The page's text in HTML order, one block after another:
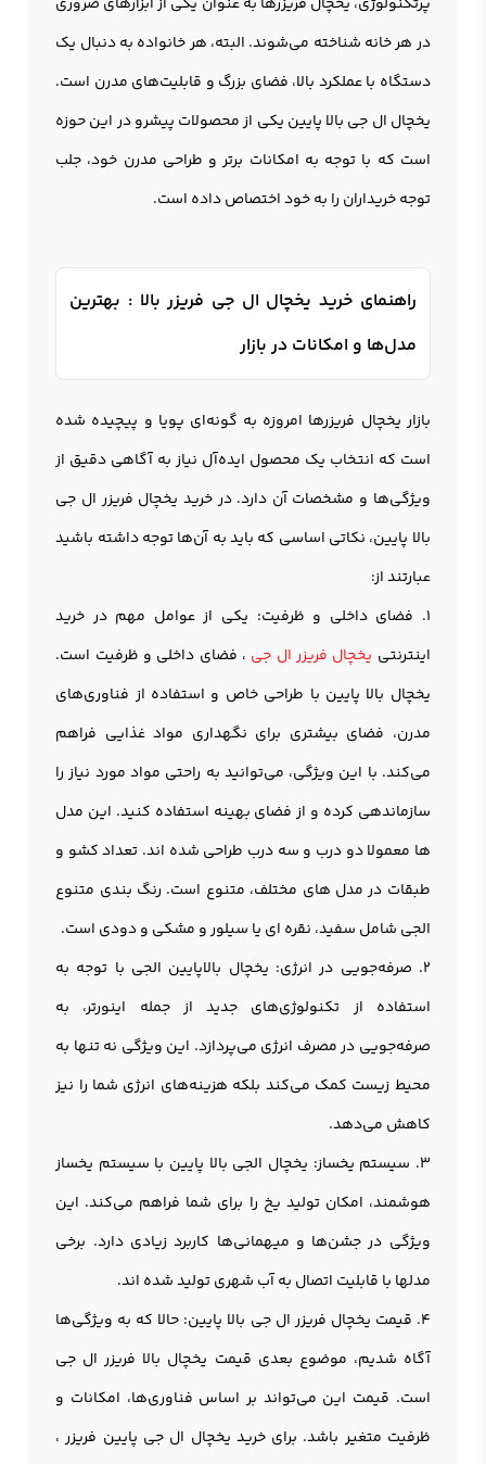
در هر خانه شناخته می‌شوند. البته، هر خانواده به دنبال یک
دستگاه با عملکرد بالا، فضای بزرگ و قابلیت‌های مدرن است.
یخچال ال جی بالا پایین یکی از محصولات پیشرو در این حوزه
است که با توجه به امکانات برتر و طراحی مدرن خود، جلب
توجه خریداران را به خود اختصاص داده است.
راهنمای خرید یخچال ال جی فریزر بالا : بهترین
مدل‌ها و امکانات در بازار
بازار یخچال فریزرها امروزه به گونه‌ای پویا و پیچیده شده
است که انتخاب یک محصول ایده‌آل نیاز به آگاهی دقیق از
ویژگی‌ها و مشخصات آن دارد. در خرید یخچال فریزر ال جی
بالا پایین، نکاتی اساسی که باید به آن‌ها توجه داشته باشید
عبارتند از:
1. فضای داخلی و ظرفیت: یکی از عوامل مهم در خرید
اینترنتی یخچال فریزر ال جی ، فضای داخلی و ظرفیت است.
یخچال بالا پایین با طراحی خاص و استفاده از فناوری‌های
مدرن، فضای بیشتری برای نگهداری مواد غذایی فراهم
می‌کند. با این ویژگی، می‌توانید به راحتی مواد مورد نیاز را
سازماندهی کرده و از فضای بهینه استفاده کنید. این مدل
ها معمولا دو درب و سه درب طراحی شده اند. تعداد کشو و
طبقات در مدل های مختلف، متنوع است. رنگ بندی متنوع
الجی شامل سفید، نقره ای یا سیلور و مشکی و دودی است.
2. صرفه‌جویی در انرژی: یخچال بالاپایین الجی با توجه به
استفاده از تکنولوژی‌های جدید از جمله اینورتر، به
صرفه‌جویی در مصرف انرژی می‌پردازد. این ویژگی نه تنها به
محیط زیست کمک می‌کند بلکه هزینه‌های انرژی شما را نیز
کاهش می‌دهد.
3. سیستم یخساز: یخچال الجی بالا پایین با سیستم یخساز
هوشمند، امکان تولید یخ را برای شما فراهم می‌کند. این
ویژگی در جشن‌ها و میهمانی‌ها کاربرد زیادی دارد. برخی
مدلها با قابلیت اتصال به آب شهری تولید شده اند.
4. قیمت یخچال فریزر ال جی بالا پایین: حالا که به ویژگی‌ها
آگاه شدیم، موضوع بعدی قیمت یخچال بالا فریزر ال جی
است. قیمت این می‌تواند بر اساس فناوری‌ها، امکانات و
ظرفیت متغیر باشد. برای خرید یخچال ال جی پایین فریزر ،